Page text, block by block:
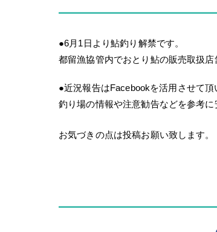
●6月1日より鮎釣り解禁です。
都留漁協管内でおとり鮎の販売取扱店
●近況報告はFacebookを活用させて頂
釣り場の情報や注意勧告などを参考に
お気づきの点は投稿お願い致します。